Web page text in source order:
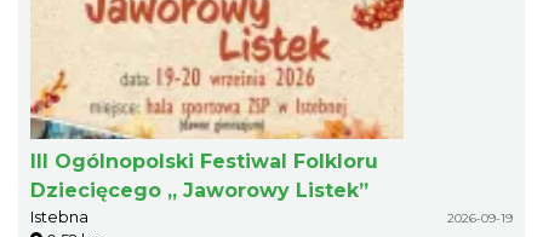
III Ogólnopolski Festiwal Folkloru
Dziecięcego „ Jaworowy Listek”
Istebna 2026-09-19